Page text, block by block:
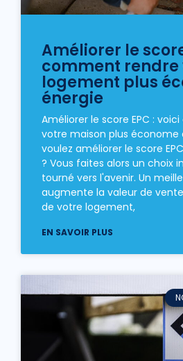
Améliorer le
comment rendre
logement plus
énergie
Améliorer le score EPC :
votre maison plus économe
voulez améliorer le score
? Vous faites alors un choix
tourné vers l'avenir. Un
augmente la valeur de
de votre logement,
EN SAVOIR PLUS